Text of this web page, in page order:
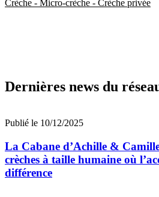
Crèche - Micro-crèche - Crèche privée
Dernières news du
Publié le 10/12/2025
La Cabane d’Achille &
crèches à taille humaine où
différence